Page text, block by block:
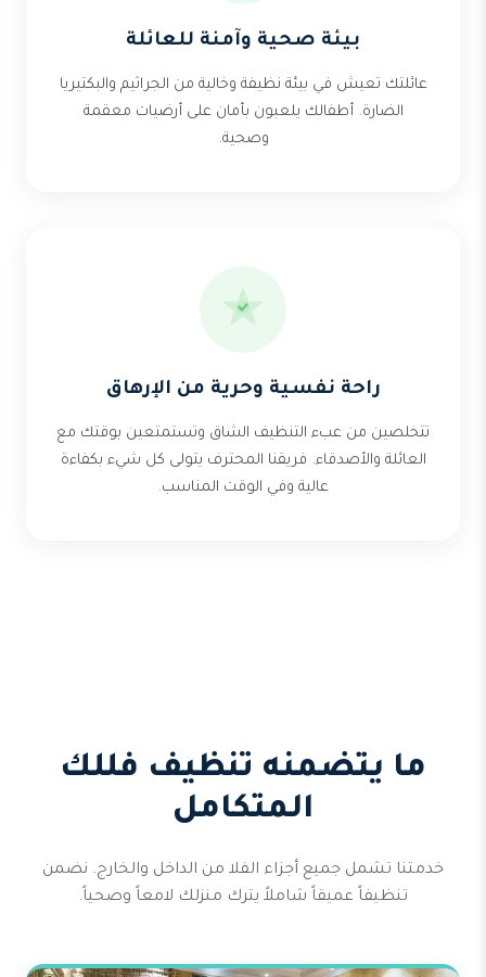
بيئة صحية وآمنة للعائلة
عائلتك تعيش في بيئة نظيفة وخالية من الجراثيم والبكتيريا
الضارة. أطفالك يلعبون بأمان على أرضيات معقمة
وصحية.
راحة نفسية وحرية من الإرهاق
تتخلصين من عبء التنظيف الشاق وتستمتعين بوقتك مع
العائلة والأصدقاء. فريقنا المحترف يتولى كل شيء بكفاءة
عالية وفي الوقت المناسب.
ما يتضمنه تنظيف فللك
المتكامل
خدمتنا تشمل جميع أجزاء الفلا من الداخل والخارج. نضمن
تنظيفاً عميقاً شاملاً يترك منزلك لامعاً وصحياً.